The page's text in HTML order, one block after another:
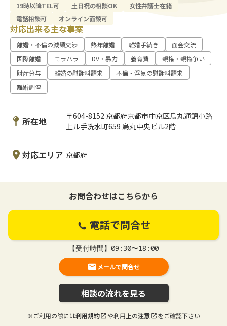
19時以降TEL可 土日祝の相談OK
女性弁護士在籍
電話相談可
オンライン面談可
対応出来る主な事案
離婚・不倫の減額交渉 熟年離婚 離婚手続き
面会交流
国際離婚
モラハラ DV・暴力 養育費
親権・親権争い
財産分与
離婚の慰謝料請求
不倫・浮気の慰謝料請求
離婚調停
所在地
〒604-8152 京都府京都市中京区烏丸通錦小路
上ル手洗水町659 烏丸中央ビル2階
対応エリア 京都府
お問合わせはこちらから
電話で問合せ
【受付時間】09:30〜18:00
メールで問合せ
相談の流れを見る
※ご利用の際には利用規約 や利用上の注意 をご確認下さい